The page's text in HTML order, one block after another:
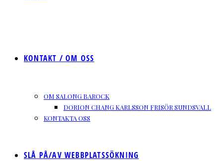
KONTAKT / OM OSS
OM SALONG BAROCK
DORION CHANG KARLSSON FRISÖR SUNDSVALL
KONTAKTA OSS
SLÅ PÅ/AV WEBBPLATSSÖKNING